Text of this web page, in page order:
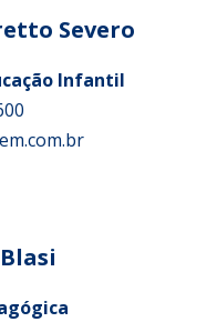
Severo
Infantil